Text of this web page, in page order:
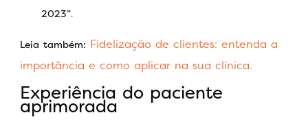
2023”.
Leia também: Fidelização de clientes: entenda a
importância e como aplicar na sua clínica.
Experiência do paciente
aprimorada